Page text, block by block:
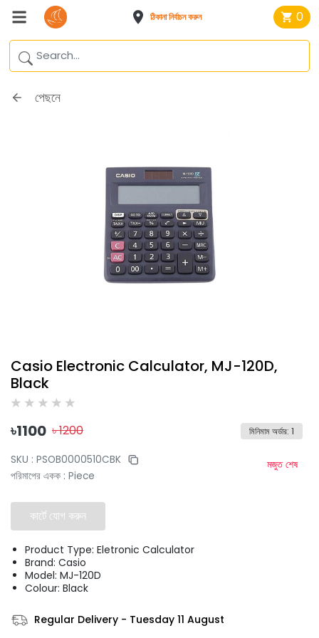
ঠিকানা নির্বাচন করুন 0
পেছনে
Casio Electronic Calculator, MJ-120D,
Black
৳1100 ৳1200 মিনিমাম অর্ডার: 1
SKU : PSOB0000510CBK
পরিমাপের একক : Piece
মজুত শেষ
কার্টে যোগ করুন
Product Type: Eletronic Calculator
Brand: Casio
Model: MJ-120D
Colour: Black
Regular Delivery - Tuesday 11 August